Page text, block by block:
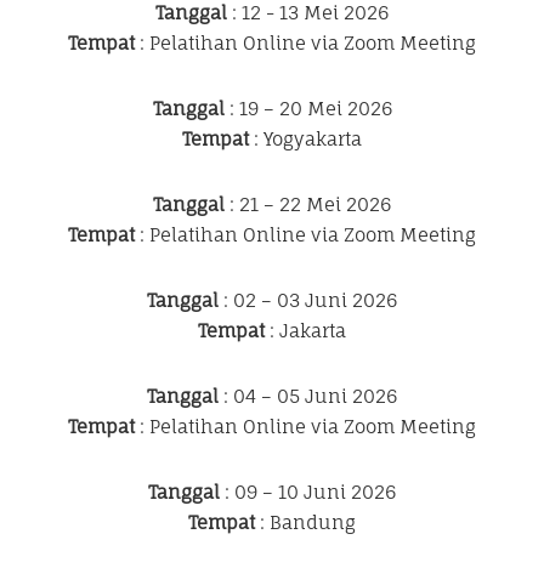
Tanggal : 12 - 13 Mei 2026
Tempat: Pelatihan Online via Zoom Meeting
Tanggal: 19 – 20 Mei 2026
Tempat: Yogyakarta
Tanggal : 21 – 22 Mei 2026
Tempat: Pelatihan Online via Zoom Meeting
Tanggal : 02 – 03 Juni 2026
Tempat: Jakarta
Tanggal : 04 – 05 Juni 2026
Tempat: Pelatihan Online via Zoom Meeting
Tanggal : 09 – 10 Juni 2026
Tempat: Bandung